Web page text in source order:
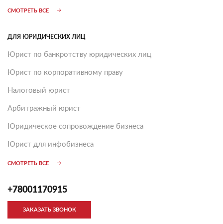
СМОТРЕТЬ ВСЕ
ДЛЯ ЮРИДИЧЕСКИХ ЛИЦ
Юрист по банкротству юридических лиц
Юрист по корпоративному праву
Налоговый юрист
Арбитражный юрист
Юридическое сопровождение бизнеса
Юрист для инфобизнеса
СМОТРЕТЬ ВСЕ
+78001170915
ЗАКАЗАТЬ ЗВОНОК